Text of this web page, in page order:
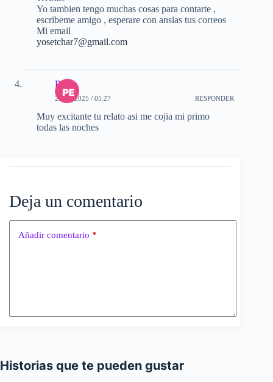
Yo tambien tengo muchas cosas para contarte ,
escribeme amigo , esperare con ansias tus correos
Mi email
yosetchar7@gmail.com
Pedro
29-01-2025 / 05:27 RESPONDER
Muy excitante tu relato asi me cojia mi primo
todas las noches
Deja un comentario
Añadir comentario *
Historias que te pueden gustar